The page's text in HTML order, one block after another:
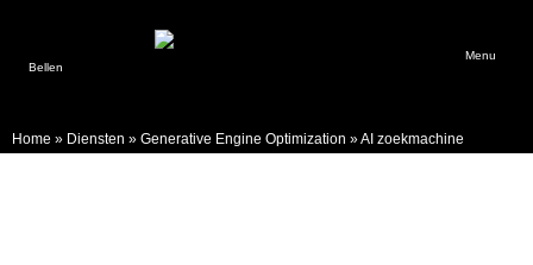
Bellen
Menu
Home » Diensten » Generative Engine Optimization »AI zoekmachine